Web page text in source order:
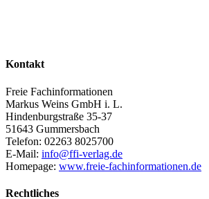
Kontakt
Freie Fachinformationen
Markus Weins GmbH i. L.
Hindenburgstraße 35-37
51643 Gummersbach
Telefon: 02263 8025700
E-Mail: info@ffi-verlag.de
Homepage: www.freie-fachinformationen.de
Rechtliches